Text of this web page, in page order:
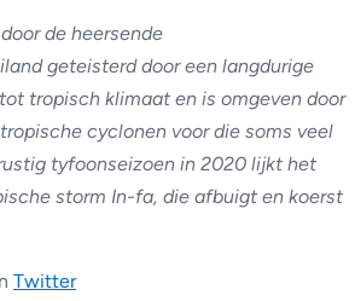
de heersende
geteisterd door een langdurige
tropisch klimaat en is omgeven door
cyclonen voor die soms veel
tyfoonseizoen in 2020 lijkt het
storm In-fa, die afbuigt en koerst
Twitter